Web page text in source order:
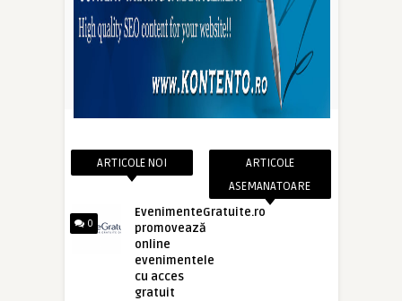
ARTICOLE NOI
0
EvenimenteGratuite.ro
promovează
online
evenimentele
cu acces
gratuit
ARTICOLE
ASEMANATOARE